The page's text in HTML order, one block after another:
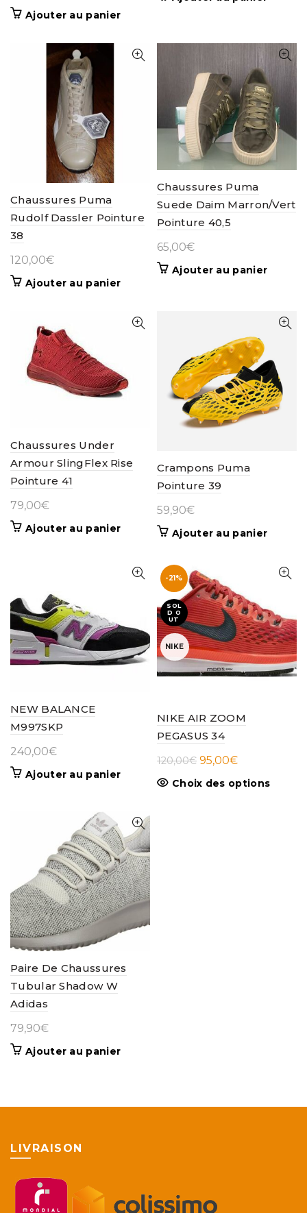
Ajouter au panier
Chaussures Puma
Rudolf Dassler Pointure
38
120,00€
Ajouter au panier
Chaussures Puma
Suede Daim Marron/Vert
Pointure 40,5
65,00€
Ajouter au panier
Chaussures Under
Armour SlingFlex Rise
Pointure 41
79,00€
Ajouter au panier
Crampons Puma
Pointure 39
59,90€
Ajouter au panier
NEW BALANCE
M997SKP
240,00€
Ajouter au panier
-21%
SOL
D O
UT
NIKE
NIKE AIR ZOOM
PEGASUS 34
120,00€ Le
prix
95,00€Le
prix
Choix des optionsCe
Paire De Chaussures
Tubular Shadow W
Adidas
79,90€
Ajouter au panier
LIVRAISON